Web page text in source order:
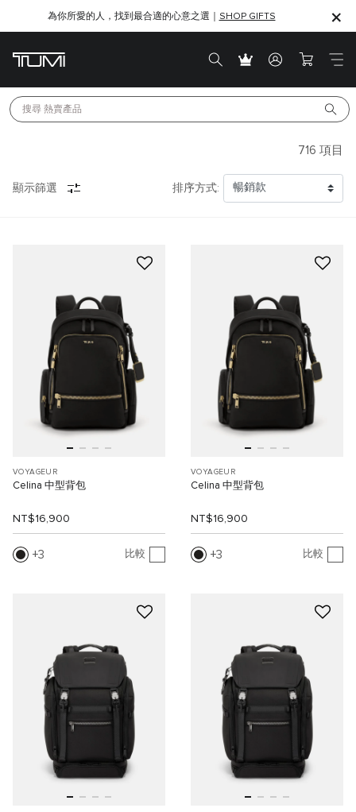
SHOP GIFTS
為你所愛的人，找到最合適的心意之選｜ SHOP GIFTS
搜尋 熱賣產品
716 項目
顯示篩選 排序方式:
VOYAGEUR
Celina 中型背包
NT$16,900
3 比較
VOYAGEUR
Celina 中型背包
NT$16,900
3 比較